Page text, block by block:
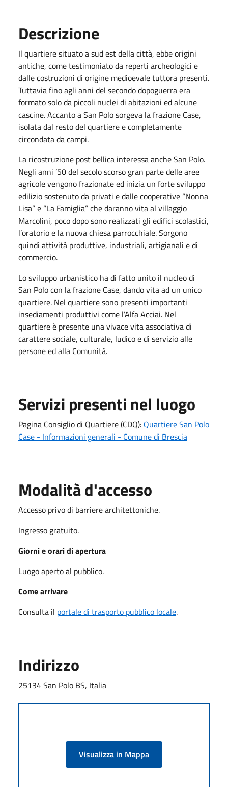
Descrizione
​Il quartiere situato a sud est della città, ebbe origini
antiche, come testimoniato da reperti archeologici e
dalle costruzioni di origine medioevale tuttora presenti.
Tuttavia fino agli anni del secondo dopoguerra era
formato solo da piccoli nuclei di abitazioni ed alcune
cascine. Accanto a San Polo sorgeva la frazione Case,
isolata dal resto del quartiere e completamente
circondata da campi.
La ricostruzione post bellica interessa anche San Polo.
Negli anni ’50 del secolo scorso gran parte delle aree
agricole vengono frazionate ed inizia un forte sviluppo
edilizio sostenuto da privati e dalle cooperative “Nonna
Lisa” e “La Famiglia” che daranno vita al villaggio
Marcolini, poco dopo sono realizzati gli edifici scolastici,
l’oratorio e la nuova chiesa parrocchiale. Sorgono
quindi attività produttive, industriali, artigianali e di
commercio.
Lo sviluppo urbanistico ha di fatto unito il nucleo di
San Polo con la frazione Case, dando vita ad un unico
quartiere. Nel quartiere sono presenti importanti
insediamenti produttivi come l’Alfa Acciai. Nel
quartiere è presente una vivace vita associativa di
carattere sociale, culturale, ludico e di servizio alle
persone ed alla Comunità.
Servizi presenti nel luogo
Pagina Consiglio di Quartiere (CDQ): Quartiere San Polo
Case - Informazioni generali - Comune di Brescia
Modalità d'accesso
Accesso privo di barriere architettoniche.
Ingresso gratuito.
Giorni e orari di apertura
Luogo aperto al pubblico.
Come arrivare
Consulta il portale di trasporto pubblico locale.
Indirizzo
25134 San Polo BS, Italia
Visualizza in Mappa